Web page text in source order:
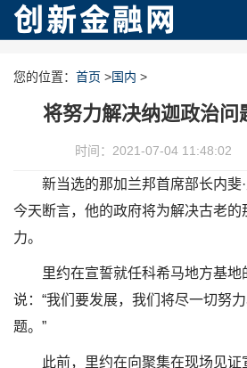
您的位置： 首页 >国内 >
将努力解决纳迦政治问
时间：2021-07-04 11:48:02
新当选的那加兰邦首席部长内斐
今天断言，他的政府将为解决古老
力。
里约在宣誓就任科希马地方基
说：“我们要发展，我们将尽一切努
题。”
此前，里约在向聚集在现场见